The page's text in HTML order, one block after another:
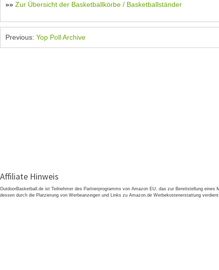
»» Zur Übersicht der Basketballkörbe / Basketballständer
Previous: Yop Poll Archive
Affiliate Hinweis
OutdoorBasketball.de ist Teilnehmer des Partnerprogramms von Amazon EU, das zur Bereitstellung
dessen durch die Platzierung von Werbeanzeigen und Links zu Amazon.de Werbekostenerstattung